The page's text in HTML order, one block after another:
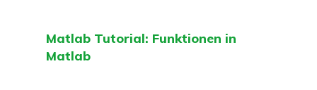
Matlab Tutorial: Funktionen in
Matlab